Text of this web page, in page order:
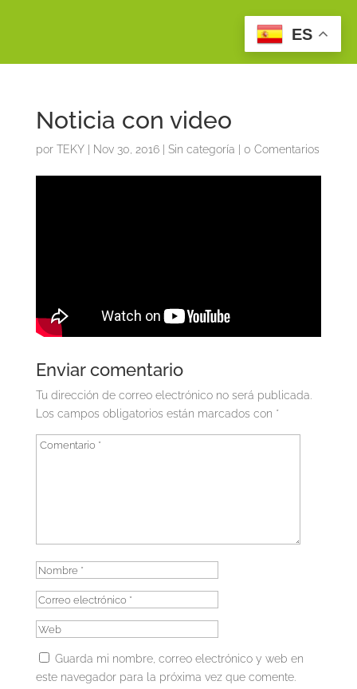
Noticia con video
por TEKY| Nov 30, 2016| Sin categoría 0 Comentarios
Enviar comentario
Tu dirección de correo electrónico no será publicada.
Los campos obligatorios están marcados con *
Guarda mi nombre, correo electrónico y web en
este navegador para la próxima vez que comente.
ES